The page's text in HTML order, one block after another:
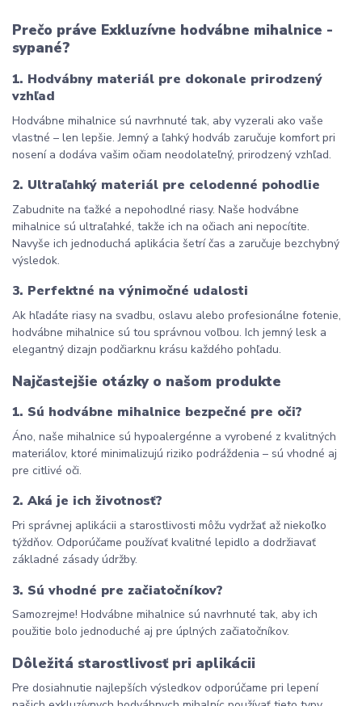
Prečo práve Exkluzívne hodvábne mihalnice -
sypané?
1. Hodvábny materiál pre dokonale prirodzený
vzhľad
Hodvábne mihalnice sú navrhnuté tak, aby vyzerali ako vaše
vlastné – len lepšie. Jemný a ľahký hodváb zaručuje komfort pri
nosení a dodáva vašim očiam neodolateľný, prirodzený vzhľad.
2. Ultraľahký materiál pre celodenné pohodlie
Zabudnite na ťažké a nepohodlné riasy. Naše hodvábne
mihalnice sú ultraľahké, takže ich na očiach ani nepocítite.
Navyše ich jednoduchá aplikácia šetrí čas a zaručuje bezchybný
výsledok.
3. Perfektné na výnimočné udalosti
Ak hľadáte riasy na svadbu, oslavu alebo profesionálne fotenie,
hodvábne mihalnice sú tou správnou voľbou. Ich jemný lesk a
elegantný dizajn podčiarknu krásu každého pohľadu.
Najčastejšie otázky o našom produkte
1. Sú hodvábne mihalnice bezpečné pre oči?
Áno, naše mihalnice sú hypoalergénne a vyrobené z kvalitných
materiálov, ktoré minimalizujú riziko podráždenia – sú vhodné aj
pre citlivé oči.
2. Aká je ich životnosť?
Pri správnej aplikácii a starostlivosti môžu vydržať až niekoľko
týždňov. Odporúčame používať kvalitné lepidlo a dodržiavať
základné zásady údržby.
3. Sú vhodné pre začiatočníkov?
Samozrejme! Hodvábne mihalnice sú navrhnuté tak, aby ich
použitie bolo jednoduché aj pre úplných začiatočníkov.
Dôležitá starostlivosť pri aplikácii
Pre dosiahnutie najlepších výsledkov odporúčame pri lepení